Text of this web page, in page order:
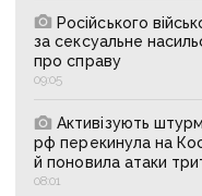
Російського
за сексуальне
про справу
09:05
Активізують
рф перекинула на
й поновила атаки
08:01